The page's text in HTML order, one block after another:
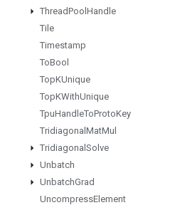
ThreadPool Handle
Tile
Timestamp
ToBool
TopKUnique
TopKWithUnique
TpuHandleToProtoKey
Tridiagonal MatMul
Tridiagonal Solve
Unbatch
UnbatchGrad
UncompressElement